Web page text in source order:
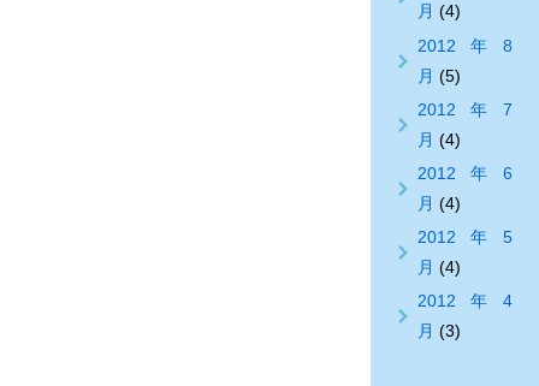
月 (4)
2012年8
月 (5)
2012年7
月 (4)
2012年6
月 (4)
2012年5
月 (4)
2012年4
月 (3)